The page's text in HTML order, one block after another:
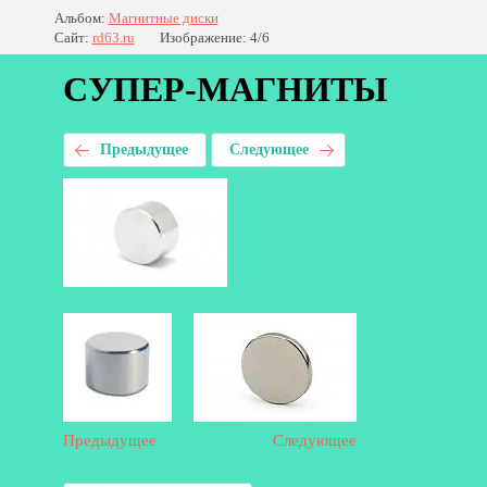
Альбом: Магнитные диски
Сайт: rd63.ru Изображение: 4/6
СУПЕР-МАГНИТЫ
Предыдущее Следующее
Предыдущее Следующее